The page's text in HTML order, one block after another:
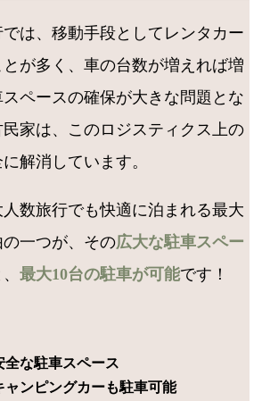
は、移動手段としてレンタカー
が多く、車の台数が増えれば増
ペースの確保が大きな問題とな
民家は、このロジスティクス上の
解消しています。
数旅行でも快適に泊まれる最大
一つが、その広大な駐車スペー
最大10台の駐車が可能です！
全な駐車スペース
ャンピングカーも駐車可能